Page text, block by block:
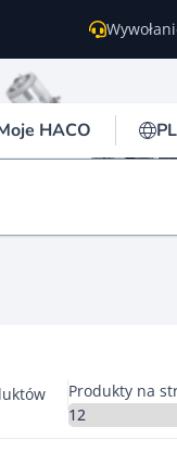
HACO PL
Produkty na